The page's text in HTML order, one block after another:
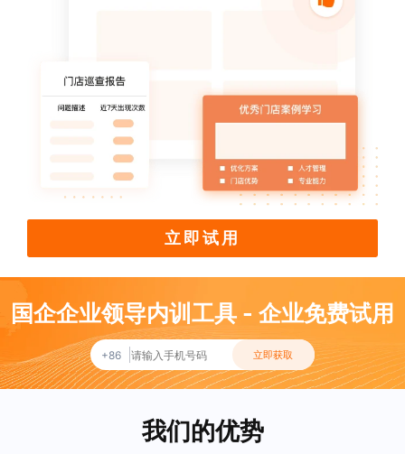
立即试用
国企企业领导内训工具 - 企业免费试用
+86 立即获取
我们的优势